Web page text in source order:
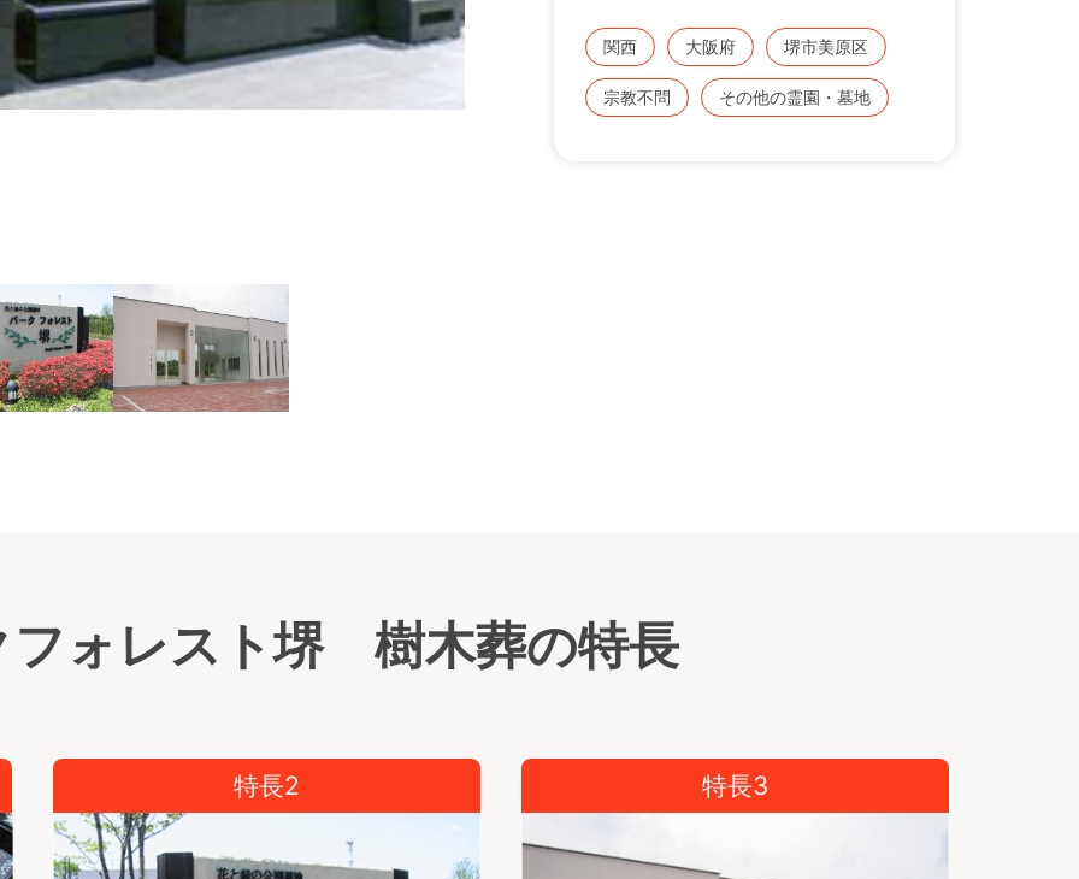
跡継ぎの居ない方でも永代供養がセットにな
っているので安心です。
また、将来の維持費の負担がない永代管理制
た新しいお墓のスタイルが「ガーデニング樹
木葬」です。
お花のお手入れも霊園の管理者がで行います
ので、ご利用者の手間が無く安心です。
«ガーデニング樹木葬 672,000円（2名
関西 大阪府 堺市美原区
宗教不問 その他の霊園・墓地
フォレスト堺 樹木葬の特長
特長2 特長3